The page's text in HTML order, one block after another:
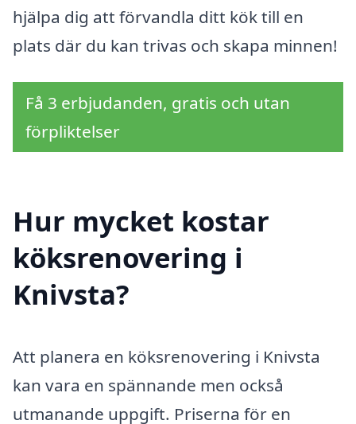
hjälpa dig att förvandla ditt kök till en
plats där du kan trivas och skapa minnen!
Få 3 erbjudanden, gratis och utan
förpliktelser
Hur mycket kostar
köksrenovering i
Knivsta?
Att planera en köksrenovering i Knivsta
kan vara en spännande men också
utmanande uppgift. Priserna för en